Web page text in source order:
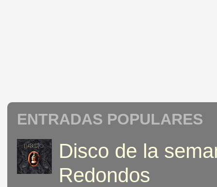
ENTRADAS POPULARES
Disco de la
Redondos